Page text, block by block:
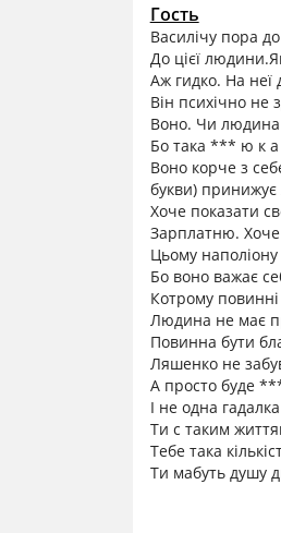
Гость
Василічу пора
До цієї
Аж гидко. На неї
Він психічно не
Воно. Чи людина
Бо така *** ю к а
Воно корче з
букви)
Хоче показати
Зарплатню. Хоче
Цьому
Бо воно важає
Котрому
Людина не має
Повинна бути
Ляшенко не
А просто буде
І не одна
Ти с таким
Тебе така
Ти мабуть душу